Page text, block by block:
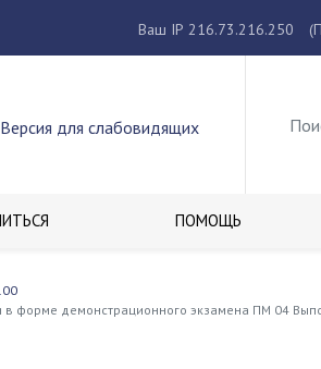
Ваш IP 216.73.216.250
Версия для слабовидящих
ПОМОЩЬ
форме демонстрационного экзамена ПМ 04